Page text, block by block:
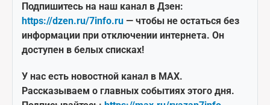
Подпишитесь на наш канал в Дзен:
https://dzen.ru/7info.ru — чтобы не остаться без
информации при отключении интернета. Он
доступен в белых списках!
У нас есть новостной канал в MAX.
Рассказываем о главных событиях этого дня.